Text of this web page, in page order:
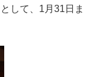
して、1月31日ま